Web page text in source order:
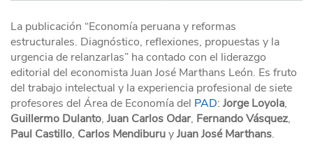
La publicación “Economía peruana y reformas
estructurales. Diagnóstico, reflexiones, propuestas y la
urgencia de relanzarlas” ha contado con el liderazgo
editorial del economista Juan José Marthans León. Es fruto
del trabajo intelectual y la experiencia profesional de siete
profesores del Área de Economía del PAD: Jorge Loyola,
Guillermo Dulanto, Juan Carlos Odar, Fernando Vásquez,
Paul Castillo, Carlos MendiburuyJuan José Marthans.